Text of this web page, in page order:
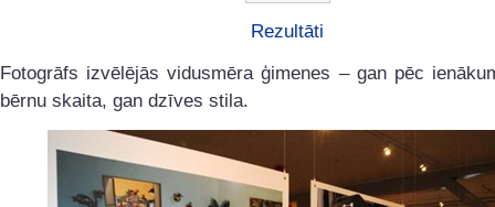
Rezultāti
Fotogrāfs izvēlējās vidusmēra ģimenes – gan pēc
bērnu skaita, gan dzīves stila.